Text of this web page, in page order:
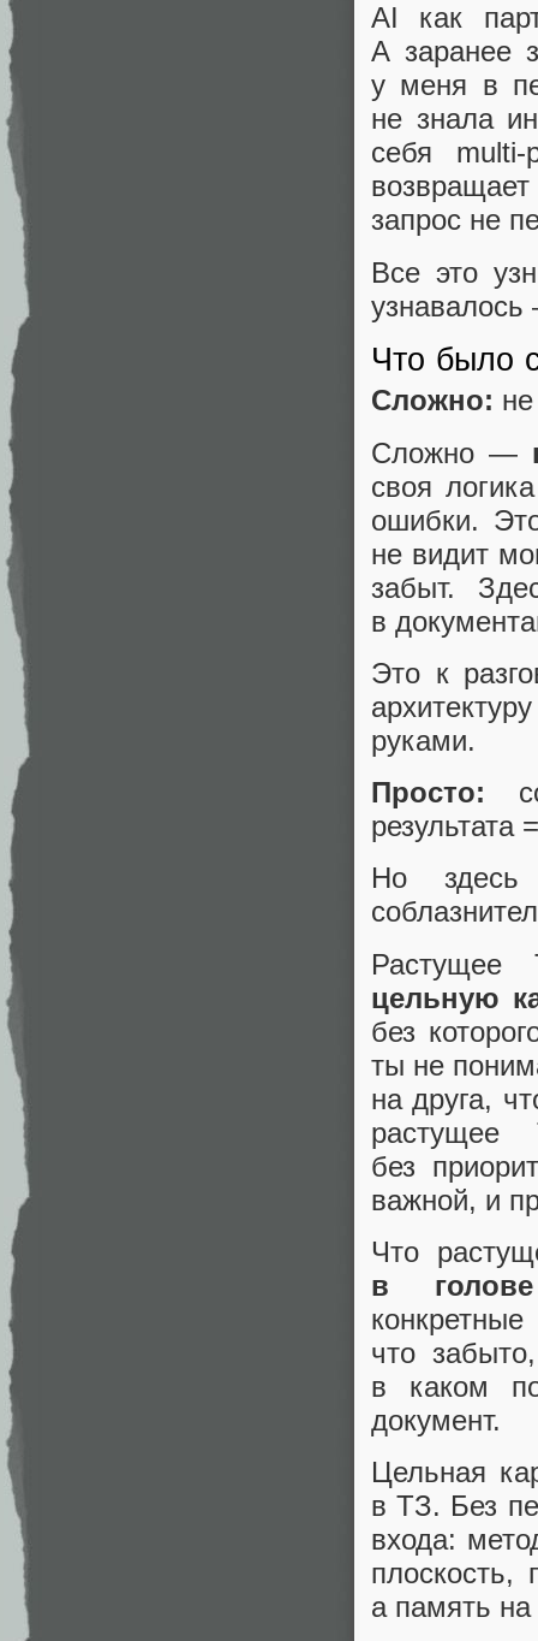
AI как
А заранее
у меня в
не знала
себя
запрос не
Все это
Что было
Сложно:
Сложно —
своя
ошибки.
не видит
забыт.
в
Это к
руками.
Просто:
результата
Но здесь
цельную
без
ты не
на друга,
растущее
без
важной, и
Что
в голове
что
в каком
документ.
Цельная
в ТЗ. Без
входа:
плоскость,
а память